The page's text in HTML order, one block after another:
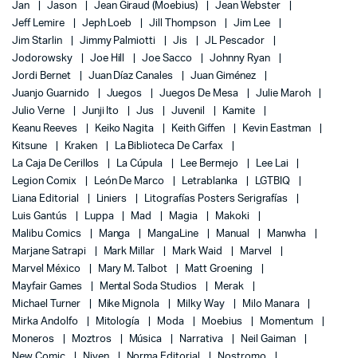
Jan
Jason Jean Giraud (Moebius)
Jean Webster
Jeff Lemire
Jeph Loeb Jill Thompson
Jim Lee
Jim Starlin
Jimmy Palmiotti Jis
JL Pescador
Jodorowsky
Joe Hill Joe Sacco
Johnny Ryan
Jordi Bernet
Juan Díaz Canales
Juan Giménez
Juanjo Guarnido
Juegos Juegos De Mesa
Julie Maroh
Julio Verne
Junji Ito Jus Juvenil
Kamite
Keanu Reeves
Keiko Nagita Keith Giffen
Kevin Eastman
Kitsune
Kraken
La Biblioteca De Carfax
La Caja De Cerillos
La Cúpula Lee Bermejo
Lee Lai
Legion Comix
León De Marco Letrablanka
LGTBIQ
Liana Editorial
Liniers
Litografías Posters Serigrafías
Luis Gantús
Luppa Mad Magia
Makoki
Malibu Comics
Manga MangaLine Manual
Manwha
Marjane Satrapi
Mark Millar Mark Waid
Marvel
Marvel México
Mary M. Talbot
Matt Groening
Mayfair Games
Mental Soda Studios
Merak
Michael Turner
Mike Mignola Milky Way
Milo Manara
Mirka Andolfo
Mitología Moda Moebius
Momentum
Moneros
Moztros Música Narrativa
Neil Gaiman